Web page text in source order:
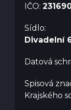
IČO:
Sídlo:
Divadelní
Datová
Spisová
Krajského